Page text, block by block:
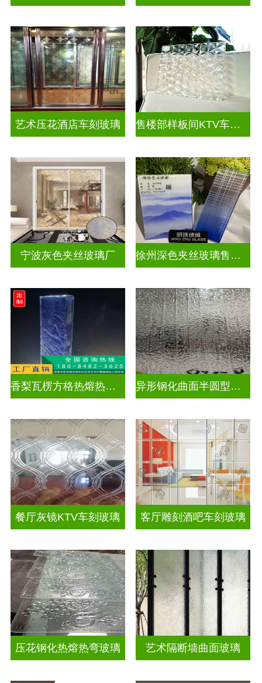
艺术压花酒店车刻玻璃 售楼部样板间KTV车刻玻璃
宁波灰色夹丝玻璃厂 徐州深色夹丝玻璃售价多少钱
香梨瓦楞方格热熔热弯玻璃 异形钢化曲面半圆型异形弧形玻璃
餐厅灰镜KTV车刻玻璃 客厅雕刻酒吧车刻玻璃
压花钢化热熔热弯玻璃 艺术隔断墙曲面玻璃